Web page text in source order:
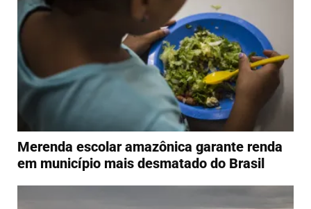
Merenda escolar amazônica garante renda
em município mais desmatado do Brasil